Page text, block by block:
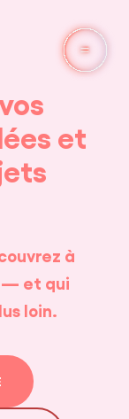
et
à
— et qui
loin.